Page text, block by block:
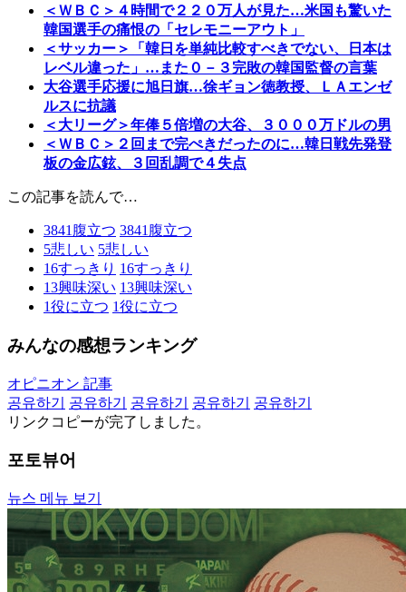
＜ＷＢＣ＞４時間で２２０万人が見た…米国も驚いた
韓国選手の痛恨の「セレモニーアウト」
＜サッカー＞「韓日を単純比較すべきでない、日本は
レベル違った」…また０－３完敗の韓国監督の言葉
大谷選手応援に旭日旗…徐ギョン徳教授、ＬＡエンゼ
ルスに抗議
＜大リーグ＞年俸５倍増の大谷、３０００万ドルの男
＜ＷＢＣ＞２回まで完ぺきだったのに…韓日戦先発登
板の金広鉉、３回乱調で４失点
この記事を読んで…
3841 腹立つ 3841 腹立つ
5悲しい 5悲しい
16すっきり 16すっきり
13興味深い 13興味深い
1役に立つ 1役に立つ
みんなの感想ランキング
オピニオン 記事
공유하기
공유하기 공유하기 공유하기
공유하기
リンクコピーが完了しました。
포토뷰어
뉴스 메뉴 보기